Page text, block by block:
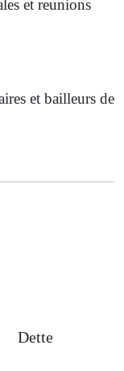
et reunions
et bailleurs de
Dette